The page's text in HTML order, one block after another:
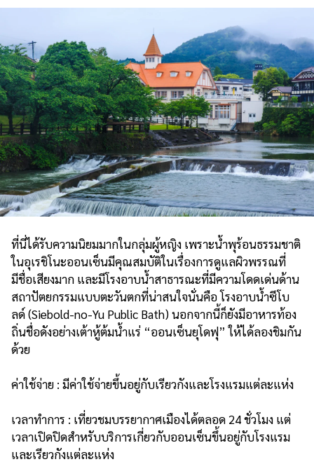
ที่นี่ได้รับความนิยมมากในกลุ่มผู้หญิง เพราะน้ำพุร้อนธรรมชาติ
ในอุเรชิโนะออนเซ็นมีคุณสมบัติในเรื่องการดูแลผิวพรรณที่
มีชื่อเสียงมาก และมีโรงอาบน้ำสาธารณะที่มีความโดดเด่นด้าน
สถาปัตยกรรมแบบตะวันตกที่น่าสนใจนั่นคือ โรงอาบน้ำซีโบ
ลด์ (Siebold-no-Yu Public Bath) นอกจากนี้ก็ยังมีอาหารท้อง
ถิ่นชื่อดังอย่างเต้าหู้ต้มน้ำแร่ “ออนเซ็นยุโดฟุ” ให้ได้ลองชิมกัน
ด้วย
ค่าใช้จ่าย : มีค่าใช้จ่ายขึ้นอยู่กับเรียวกังและโรงแรมแต่ละแห่ง
เวลาทำการ : เที่ยวชมบรรยากาศเมืองได้ตลอด 24 ชั่วโมง แต่
เวลาเปิดปิดสำหรับบริการเกี่ยวกับออนเซ็นขึ้นอยู่กับโรงแรม
และเรียวกังแต่ละแห่ง